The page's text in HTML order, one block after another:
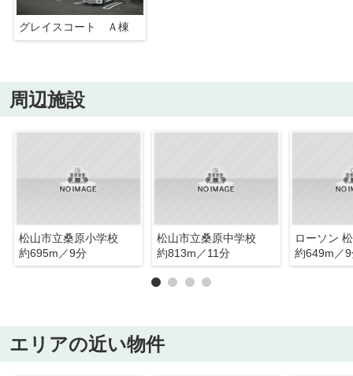
グレイスコート Ａ棟
周辺施設
松山市立桑原小学校
約695m／9分
松山市立桑原中学校
約813m／11分
約649m／
エリアの近い物件